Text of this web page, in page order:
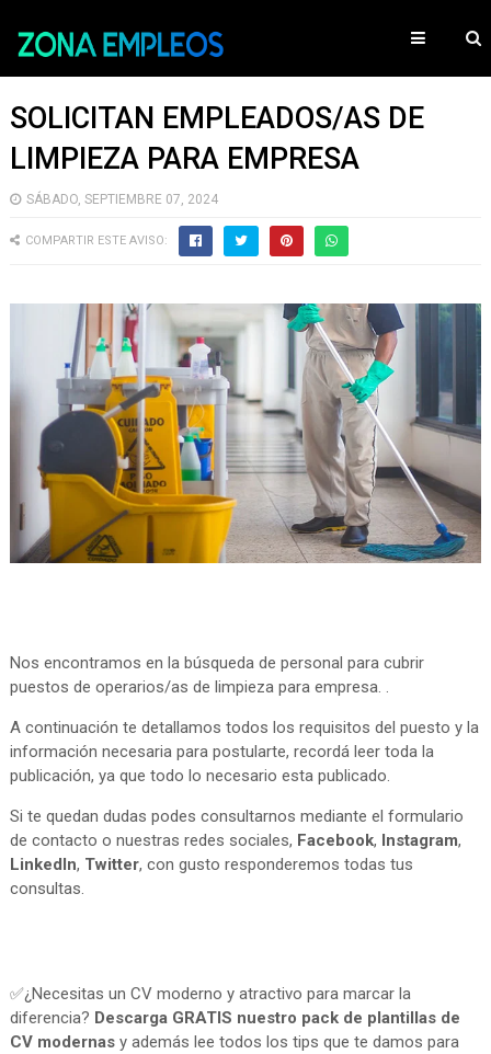
SOLICITAN EMPLEADOS/AS DE
LIMPIEZA PARA EMPRESA
SÁBADO, SEPTIEMBRE 07, 2024
COMPARTIR ESTE AVISO:
Nos encontramos en la búsqueda de personal para cubrir
puestos de operarios/as de limpieza para empresa. .
A continuación te detallamos todos los requisitos del puesto y la
información necesaria para postularte, recordá leer toda la
publicación, ya que todo lo necesario esta publicado.
Si te quedan dudas podes consultarnos mediante el formulario
de contacto o nuestras redes sociales, Facebook, Instagram,
LinkedIn, Twitter, con gusto responderemos todas tus
consultas.
✅¿Necesitas un CV moderno y atractivo para marcar la
diferencia? Descarga GRATIS nuestro pack de plantillas de
CV modernasy además lee todos los tips que te damos para